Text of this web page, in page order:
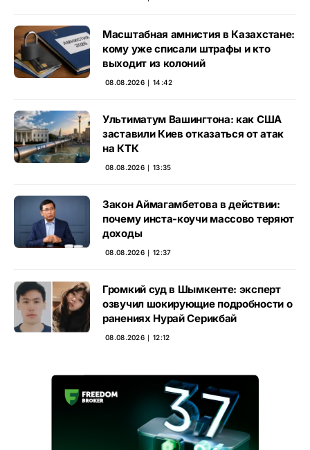
Масштабная амнистия в Казахстане:
кому уже списали штрафы и кто
выходит из колоний
08.08.2026 ∣ 14:42
Ультиматум Вашингтона: как США
заставили Киев отказаться от атак
на КТК
08.08.2026 ∣ 13:35
Закон Аймагамбетова в действии:
почему инста-коучи массово теряют
доходы
08.08.2026 ∣ 12:37
Громкий суд в Шымкенте: эксперт
озвучил шокирующие подробности о
ранениях Нурай Серикбай
08.08.2026 ∣ 12:12